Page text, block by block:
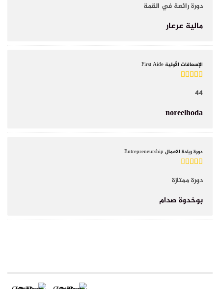
دورة رائعة في القمة
مالية عرعار
الإسعافات الأولية First Aide
44
noreelhoda
دورة ريادة الاعمال Entrepreneurship
دورة ممتازة
بوخدوة صدام